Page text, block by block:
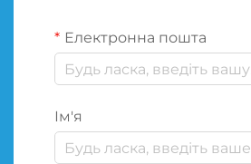
Електронна пошта
Ім'я